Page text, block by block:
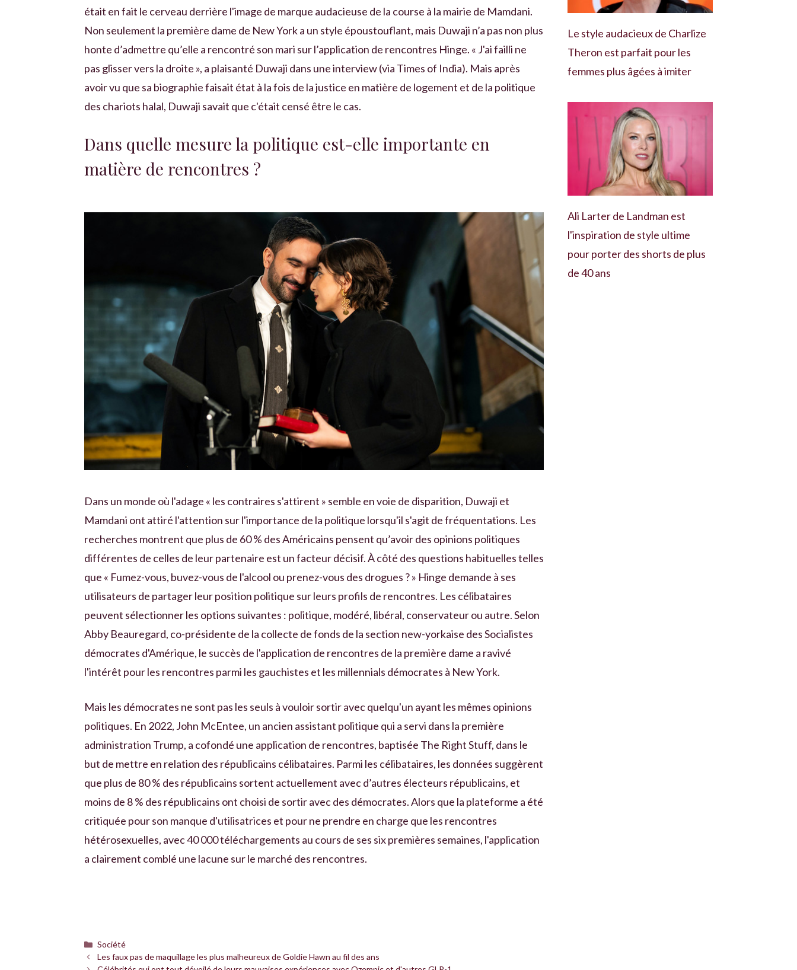
était en fait le cerveau derrière l'image de marque audacieuse de la course à la mairie de Mamdani.
Non seulement la première dame de New York a un style époustouflant, mais Duwaji n’a pas non plus
honte d’admettre qu’elle a rencontré son mari sur l’application de rencontres Hinge. « J'ai failli ne
pas glisser vers la droite », a plaisanté Duwaji dans une interview (via Times of India). Mais après
avoir vu que sa biographie faisait état à la fois de la justice en matière de logement et de la politique
des chariots halal, Duwaji savait que c'était censé être le cas.
Dans quelle mesure la politique est-elle importante en
matière de rencontres ?
Dans un monde où l'adage « les contraires s'attirent » semble en voie de disparition, Duwaji et
Mamdani ont attiré l'attention sur l'importance de la politique lorsqu'il s'agit de fréquentations. Les
recherches montrent que plus de 60 % des Américains pensent qu’avoir des opinions politiques
différentes de celles de leur partenaire est un facteur décisif. À côté des questions habituelles telles
que « Fumez-vous, buvez-vous de l'alcool ou prenez-vous des drogues ? » Hinge demande à ses
utilisateurs de partager leur position politique sur leurs profils de rencontres. Les célibataires
peuvent sélectionner les options suivantes : politique, modéré, libéral, conservateur ou autre. Selon
Abby Beauregard, co-présidente de la collecte de fonds de la section new-yorkaise des Socialistes
démocrates d'Amérique, le succès de l'application de rencontres de la première dame a ravivé
l'intérêt pour les rencontres parmi les gauchistes et les millennials démocrates à New York.
Mais les démocrates ne sont pas les seuls à vouloir sortir avec quelqu'un ayant les mêmes opinions
politiques. En 2022, John McEntee, un ancien assistant politique qui a servi dans la première
administration Trump, a cofondé une application de rencontres, baptisée The Right Stuff, dans le
but de mettre en relation des républicains célibataires. Parmi les célibataires, les données suggèrent
que plus de 80 % des républicains sortent actuellement avec d’autres électeurs républicains, et
moins de 8 % des républicains ont choisi de sortir avec des démocrates. Alors que la plateforme a été
critiquée pour son manque d'utilisatrices et pour ne prendre en charge que les rencontres
hétérosexuelles, avec 40 000 téléchargements au cours de ses six premières semaines, l'application
a clairement comblé une lacune sur le marché des rencontres.
Catégories
Société
Les faux pas de maquillage les plus malheureux de Goldie Hawn au fil des ans
Le style audacieux de Charlize
Theron est parfait pour les
femmes plus âgées à imiter
Ali Larter de Landman est
l'inspiration de style ultime
pour porter des shorts de plus
de 40 ans